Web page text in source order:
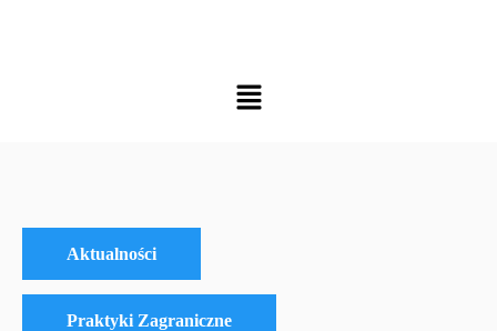
Aktualności
Praktyki Zagraniczne